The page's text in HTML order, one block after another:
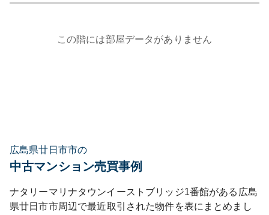
この階には部屋データがありません
広島県廿日市市の
中古マンション売買事例
ナタリーマリナタウンイーストブリッジ1番館がある 広島
県廿日市市周辺で最近取引された物件を表にまとめまし